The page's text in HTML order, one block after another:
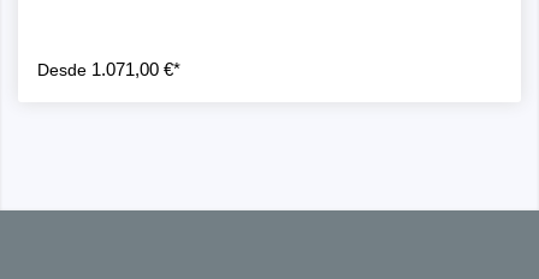
Desde 1.071,00 €*